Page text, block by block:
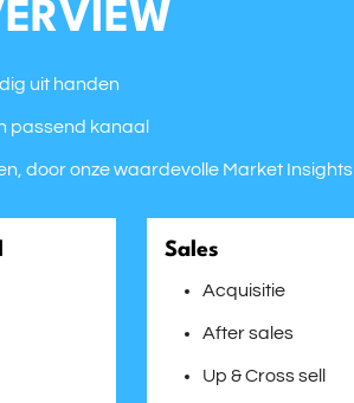
uit handen
passend kanaal
door onze waardevolle Market Insights
Sales
Acquisitie
After sales
Up & Cross sell